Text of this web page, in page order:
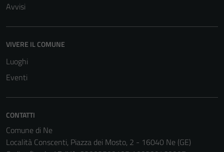
Avvisi
VIVERE IL COMUNE
Luoghi
Eventi
CONTATTI
Comune di Ne
Località Conscenti, Piazza dei Mosto, 2 - 16040 Ne (GE)
informazioni